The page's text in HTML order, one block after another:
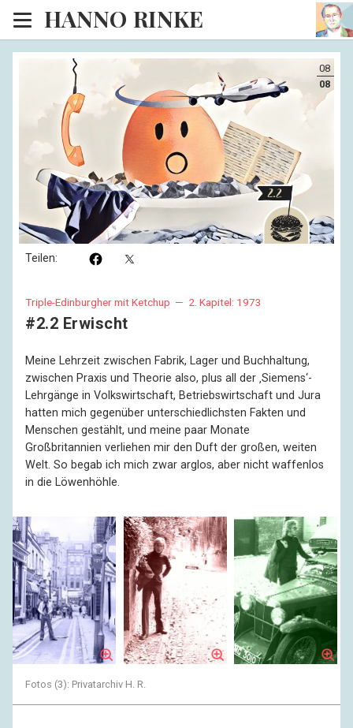
HANNO RINKE
Heim
EISINSEL
Sonntagspredigten
Blog
Lesesaal
Hörsaal
Kinosaal
Teilen:
08
08
Triple-Edinburgher mit Ketchup — 2. Kapitel: 1973
#2.2 Erwischt
Meine Lehrzeit zwischen Fabrik, Lager und Buchhaltung,
zwischen Praxis und Theorie also, plus all der ‚Siemens‘-
Lehrgänge in Volkswirtschaft, Betriebswirtschaft und Jura
hatten mich gegenüber unterschiedlichsten Fakten und
Menschen gestählt, und meine paar Monate
Großbritannien verliehen mir den Duft der großen, weiten
Welt. So begab ich mich zwar arglos, aber nicht waffenlos
in die Löwenhöhle.
Fotos (3): Privatarchiv H. R.